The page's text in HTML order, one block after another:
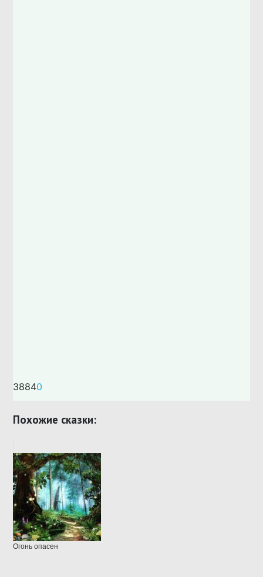
38840
Похожие сказки:
Огонь опасен